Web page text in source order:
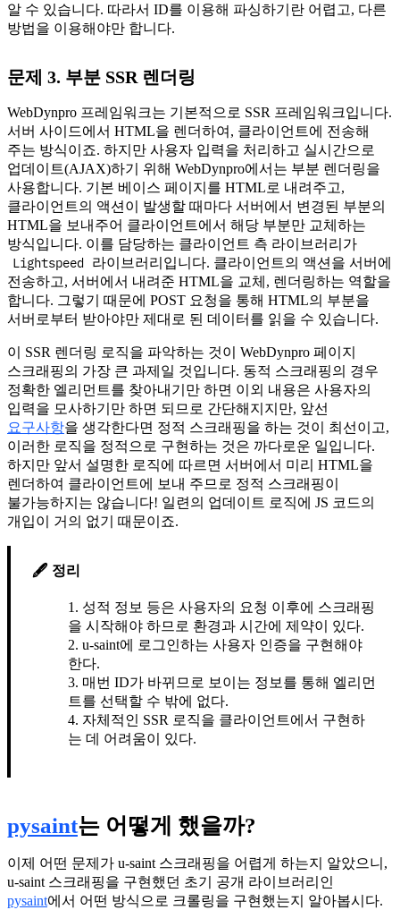
알 수 있습니다. 따라서 ID를 이용해 파싱하기란 어렵고, 다른
방법을 이용해야만 합니다.
문제 3. 부분 SSR 렌더링
WebDynpro 프레임워크는 기본적으로 SSR 프레임워크입니다.
서버 사이드에서 HTML을 렌더하여, 클라이언트에 전송해
주는 방식이죠. 하지만 사용자 입력을 처리하고 실시간으로
업데이트(AJAX)하기 위해 WebDynpro에서는 부분 렌더링을
사용합니다. 기본 베이스 페이지를 HTML로 내려주고,
클라이언트의 액션이 발생할 때마다 서버에서 변경된 부분의
HTML을 보내주어 클라이언트에서 해당 부분만 교체하는
방식입니다. 이를 담당하는 클라이언트 측 라이브러리가
Lightspeed
라이브러리입니다. 클라이언트의 액션을 서버에
전송하고, 서버에서 내려준 HTML을 교체, 렌더링하는 역할을
합니다. 그렇기 때문에 POST 요청을 통해 HTML의 부분을
서버로부터 받아야만 제대로 된 데이터를 읽을 수 있습니다.
이 SSR 렌더링 로직을 파악하는 것이 WebDynpro 페이지
스크래핑의 가장 큰 과제일 것입니다. 동적 스크래핑의 경우
정확한 엘리먼트를 찾아내기만 하면 이외 내용은 사용자의
입력을 모사하기만 하면 되므로 간단해지지만, 앞선
요구사항을 생각한다면 정적 스크래핑을 하는 것이 최선이고,
이러한 로직을 정적으로 구현하는 것은 까다로운 일입니다.
하지만 앞서 설명한 로직에 따르면 서버에서 미리 HTML을
렌더하여 클라이언트에 보내 주므로 정적 스크래핑이
불가능하지는 않습니다! 일련의 업데이트 로직에 JS 코드의
개입이 거의 없기 때문이죠.
정리
성적 정보 등은 사용자의 요청 이후에 스크래핑
을 시작해야 하므로 환경과 시간에 제약이 있다.
u-saint에 로그인하는 사용자 인증을 구현해야
한다.
매번 ID가 바뀌므로 보이는 정보를 통해 엘리먼
트를 선택할 수 밖에 없다.
자체적인 SSR 로직을 클라이언트에서 구현하
는 데 어려움이 있다.
pysaint는 어떻게 했을까?
이제 어떤 문제가 u-saint 스크래핑을 어렵게 하는지 알았으니,
u-saint 스크래핑을 구현했던 초기 공개 라이브러리인
pysaint에서 어떤 방식으로 크롤링을 구현했는지 알아봅시다.